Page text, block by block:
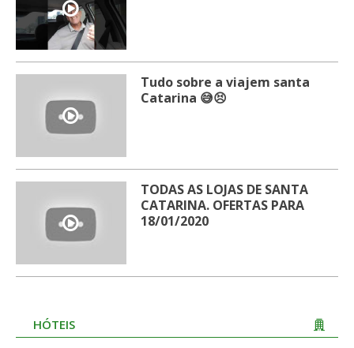
Tudo sobre a viajem santa
Catarina 😅😣
TODAS AS LOJAS DE SANTA
CATARINA. OFERTAS PARA
18/01/2020
HÓTEIS